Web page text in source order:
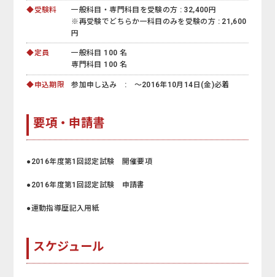
◆受験料
一般科目・専門科目を受験の方 : 32,400円
※再受験でどちらか一科目のみを受験の方 : 21,600
円
◆定員
一般科目 100 名
専門科目 100 名
◆申込期限 参加申し込み : ～2016年10月14日(金)必着
要項・申請書
●2016年度第1回認定試験 開催要項
●2016年度第1回認定試験 申請書
●運動指導歴記入用紙
スケジュール